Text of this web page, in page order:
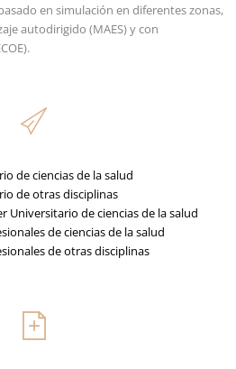
en simulación en diferentes zonas,
autodirigido (MAES) y con
de ciencias de la salud
de otras disciplinas
Universitario de ciencias de la salud
de ciencias de la salud
de otras disciplinas